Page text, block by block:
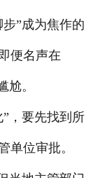
”成为焦作的
便名声在
尬。
，要先找到所
单位审批。